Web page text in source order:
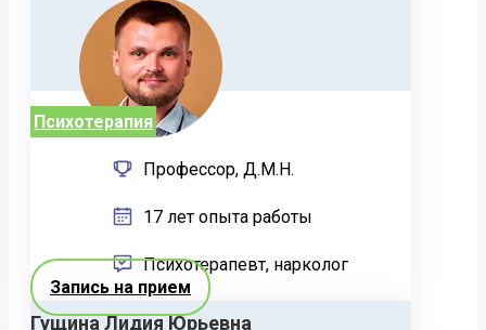
Психотерапия
Профессор, Д.М.Н.
17 лет опыта работы
Психотерапевт, нарколог
Запись на прием
Гущина Лидия Юрьевна